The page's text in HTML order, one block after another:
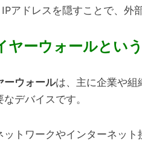
IPアドレスを隠すことで、外
ヤーウォールとい
ーウォールは、主に企業や組
デバイスです。
ットワークやインターネッ